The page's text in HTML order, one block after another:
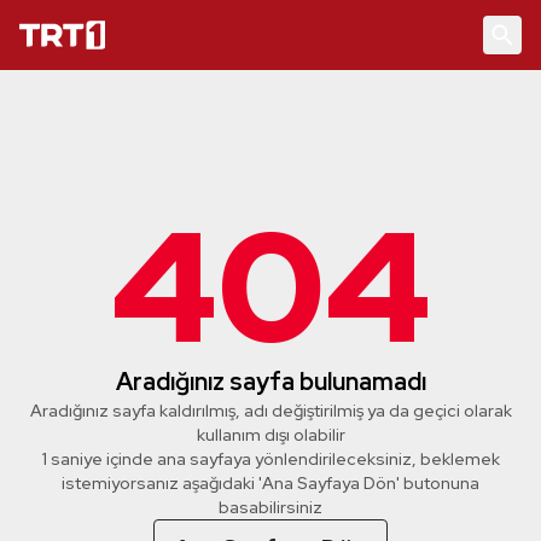
404
Aradığınız sayfa bulunamadı
Aradığınız sayfa kaldırılmış, adı değiştirilmiş ya da geçici olarak
kullanım dışı olabilir
1 saniye içinde ana sayfaya yönlendirileceksiniz, beklemek
istemiyorsanız aşağıdaki 'Ana Sayfaya Dön' butonuna
basabilirsiniz